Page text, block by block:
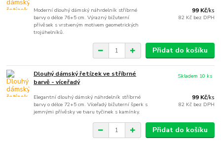
Moderní dlouhý dámský náhrdelník stříbrné
barvy o délce 76+5 cm. Výrazný bižuterní
přívěsek s vrstveným motivem geometrických
trojúhelníků.
99 Kč/ks
82 Kč bez DPH
Přidat do košíku
Dlouhý dámský řetízek ve stříbrné
barvě - víceřadý
Elegantní dlouhý dámský náhrdelník stříbrné
barvy o délce 72+5 cm. Víceřadý bižuterní šperk s
jemnými přívěsky ve tvaru tyčinek s kamínky.
99 Kč/ks
82 Kč bez DPH
Skladem 10 ks
Přidat do košíku